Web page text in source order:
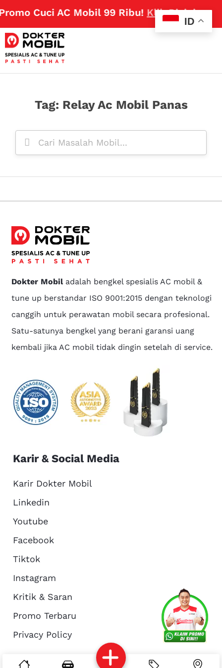
Cuci AC Mobil 99 Ribu!Klik Disini
About Us
Reservasi Article
Tag: Relay Ac Mobil Panas
Dokter Mobiladalah bengkel spesialis AC mobil &
tune up berstandar ISO 9001:2015 dengan teknologi
canggih untuk perawatan mobil secara profesional.
Satu-satunya bengkel yang berani garansi uang
kembali jika AC mobil tidak dingin setelah di service.
Karir & Social Media
Karir Dokter Mobil
Linkedin
Youtube
Facebook
Tiktok
Instagram
Kritik & Saran
Promo Terbaru
Privacy Policy
ID